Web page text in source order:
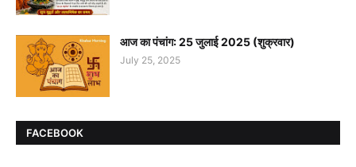
आज का पंचांग: 25 जुलाई 2025 (शुक्रवार)
July 25, 2025
FACEBOOK